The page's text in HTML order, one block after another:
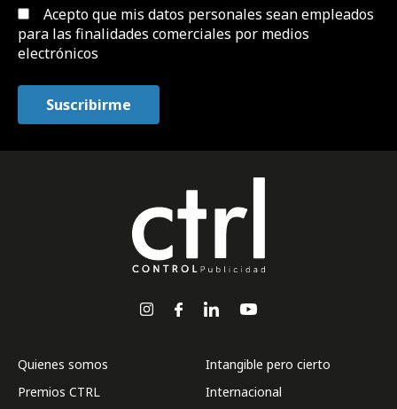
Acepto que mis datos personales sean empleados
para las finalidades comerciales por medios
electrónicos
Quienes somos
Premios CTRL
Intangible pero cierto
Internacional